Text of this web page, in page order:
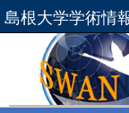
島根大学学術情